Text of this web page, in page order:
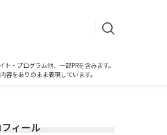
・プログラム他、一部PRを含みます。
容をありのまま表現しています。
ィール